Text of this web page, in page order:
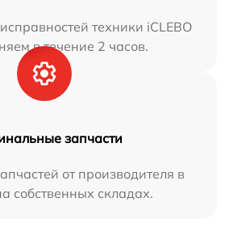
техники iCLEBO
в течение 2 часов.
запчасти
от производителя в
собственных складах.